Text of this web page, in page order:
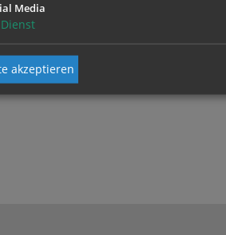
Media
Dienst
akzeptieren